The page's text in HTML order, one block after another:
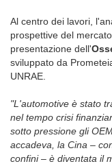
Al centro dei lavori,
prospettive del
presentazione dell'
sviluppato da
UNRAE.
"L'automotive è stato
nel tempo crisi
sotto pressione gli
accadeva, la Cina –
confini – è diventata il